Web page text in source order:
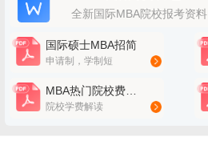
全新国际MBA院校报考资料
国际硕士MBA招简
申请制，学制短
MBA热门院校费用大全
院校学费解读